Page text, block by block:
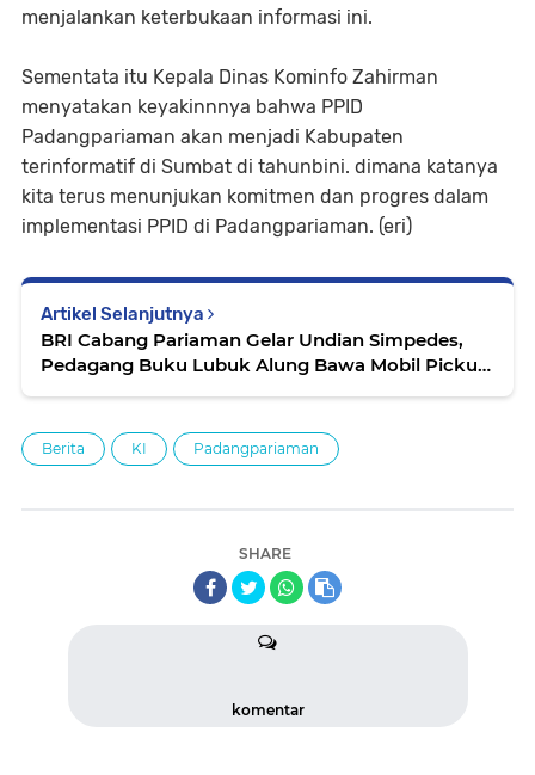
menjalankan keterbukaan informasi ini.
Sementata itu Kepala Dinas Kominfo Zahirman
menyatakan keyakinnnya bahwa PPID
Padangpariaman akan menjadi Kabupaten
terinformatif di Sumbat di tahunbini. dimana katanya
kita terus menunjukan komitmen dan progres dalam
implementasi PPID di Padangpariaman. (eri)
Artikel Selanjutnya
BRI Cabang Pariaman Gelar Undian Simpedes,
Pedagang Buku Lubuk Alung Bawa Mobil Pickup
Berita KI Padangpariaman
SHARE
komentar